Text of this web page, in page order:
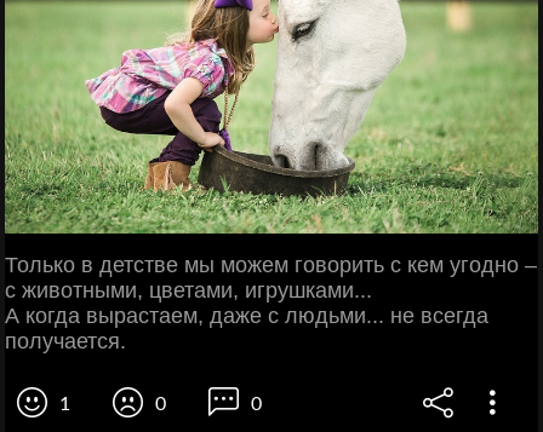
Только в детстве мы можем говорить с кем угодно –
с животными, цветами, игрушками...
А когда вырастаем, даже с людьми... не всегда
получается.
1 0 0